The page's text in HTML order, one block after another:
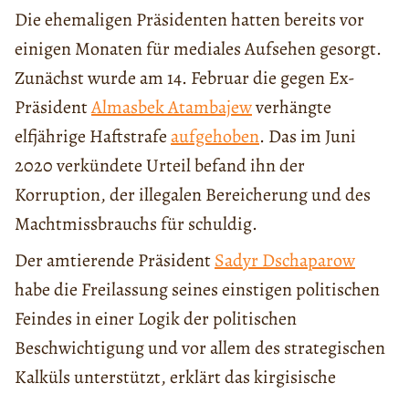
Die ehemaligen Präsidenten hatten bereits vor
einigen Monaten für mediales Aufsehen gesorgt.
Zunächst wurde am 14. Februar die gegen Ex-
PräsidentAlmasbek Atambajewverhängte
elfjährige Haftstrafeaufgehoben. Das im Juni
2020 verkündete Urteil befand ihn der
Korruption, der illegalen Bereicherung und des
Machtmissbrauchs für schuldig.
Der amtierende PräsidentSadyr Dschaparow
habe die Freilassung seines einstigen politischen
Feindes in einer Logik der politischen
Beschwichtigung und vor allem des strategischen
Kalküls unterstützt, erklärt das kirgisische